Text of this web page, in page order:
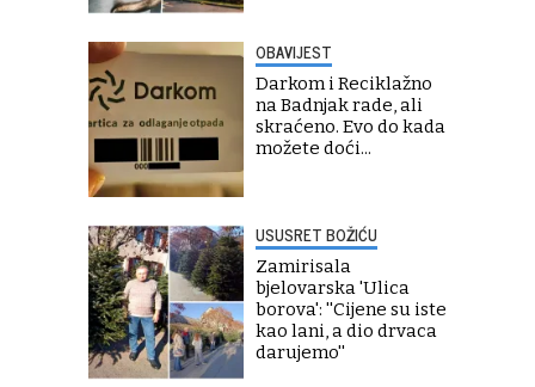
OBAVIJEST
Darkom i Reciklažno
na Badnjak rade, ali
skraćeno. Evo do kada
možete doći...
USUSRET BOŽIĆU
Zamirisala
bjelovarska 'Ulica
borova': ''Cijene su iste
kao lani, a dio drvaca
darujemo''